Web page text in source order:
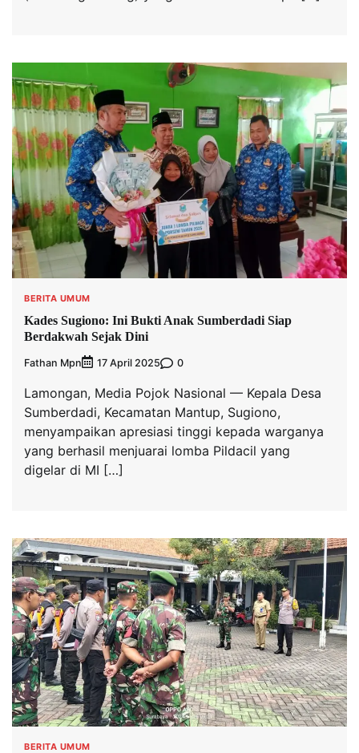
BERITA UMUM
Kades Sugiono: Ini Bukti Anak Sumberdadi Siap
Berdakwah Sejak Dini
Fathan Mpn 17 April 2025 0
Lamongan, Media Pojok Nasional — Kepala Desa
Sumberdadi, Kecamatan Mantup, Sugiono,
menyampaikan apresiasi tinggi kepada warganya
yang berhasil menjuarai lomba Pildacil yang
digelar di MI […]
BERITA UMUM